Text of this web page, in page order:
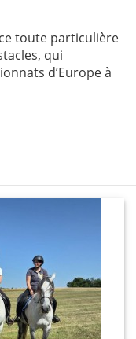
toute particulière
qui
d’Europe à